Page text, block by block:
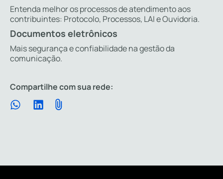
Entenda melhor os processos de atendimento aos
contribuintes: Protocolo, Processos, LAI e Ouvidoria.
Documentos eletrônicos
Mais segurança e confiabilidade na gestão da
comunicação.
Compartilhe com sua rede: